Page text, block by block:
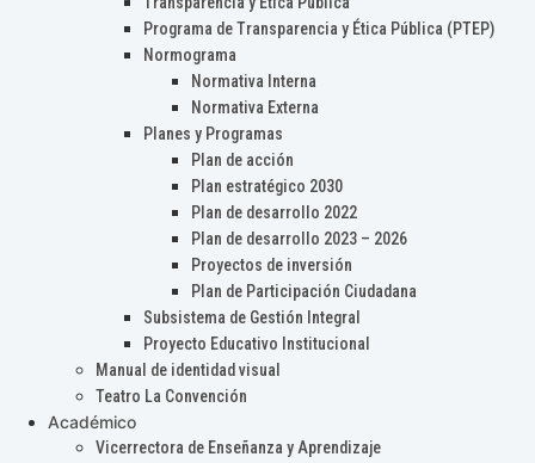
Programa de Transparencia y Ética Pública (PTEP)
Normograma
Normativa Interna
Normativa Externa
Planes y Programas
Plan de acción
Plan estratégico 2030
Plan de desarrollo 2022
Plan de desarrollo 2023 – 2026
Proyectos de inversión
Plan de Participación Ciudadana
Subsistema de Gestión Integral
Proyecto Educativo Institucional
Manual de identidad visual
Teatro La Convención
Académico
Vicerrectora de Enseñanza y Aprendizaje